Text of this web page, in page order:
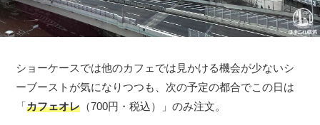
ショーケースでは他のカフェでは見かける機会が少ないシ
ーブーストが気になりつつも、次の予定の都合でこの日は
「カフェオレ （700円・税込）」のみ注文。